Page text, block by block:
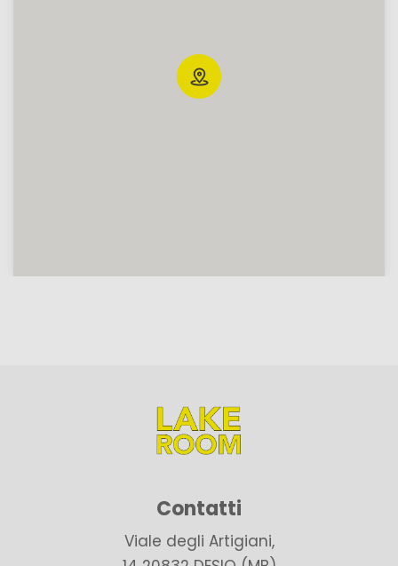
Contatti
Viale degli Artigiani,